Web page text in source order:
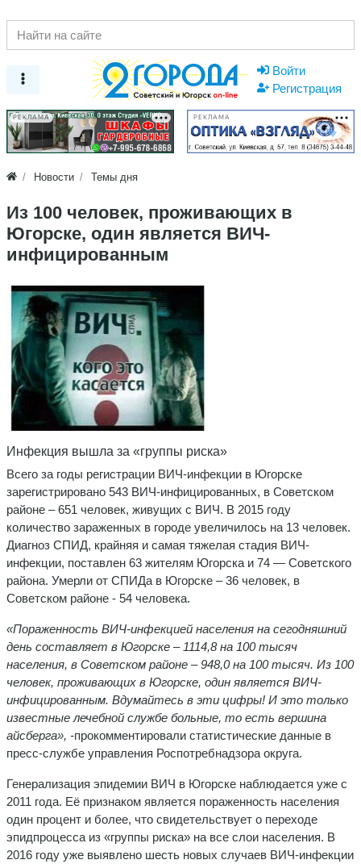
Войти
Регистрация
РЕКЛАМА РЕКЛАМА
Новости Темы дня
​Из 100 человек, проживающих в
Югорске, один является ВИЧ-
инфицированным
Инфекция вышла за «группы риска»
Всего за годы регистрации ВИЧ-инфекции в Югорске
зарегистрировано 543 ВИЧ-инфицированных, в Советском
районе – 651 человек, живущих с ВИЧ. В 2015 году
количество зараженных в городе увеличилось на 13 человек.
Диагноз СПИД, крайняя и самая тяжелая стадия ВИЧ-
инфекции, поставлен 63 жителям Югорска и 74 — Советского
района. Умерли от СПИДа в Югорске – 36 человек, в
Советском районе - 54 человека.
«Пораженность ВИЧ-инфекцией населения на сегодняшний
день составляет в Югорске – 1114,8 на 100 тысяч
населения, в Советском районе – 948,0 на 100 тысяч. Из 100
человек, проживающих в Югорске, один является ВИЧ-
инфицированным. Вдумайтесь в эти цифры! И это только
известные лечебной службе больные, то есть вершина
айсберга», -прокомментировали статистические данные в
пресс-службе управления Роспотребнадзора округа.
Генерализация эпидемии ВИЧ в Югорске наблюдается уже с
2011 года. Её признаком является пораженность населения
один процент и более, что свидетельствует о переходе
эпидпроцесса из «группы риска» на все слои населения. В
2016 году уже выявлено шесть новых случаев ВИЧ-инфекции